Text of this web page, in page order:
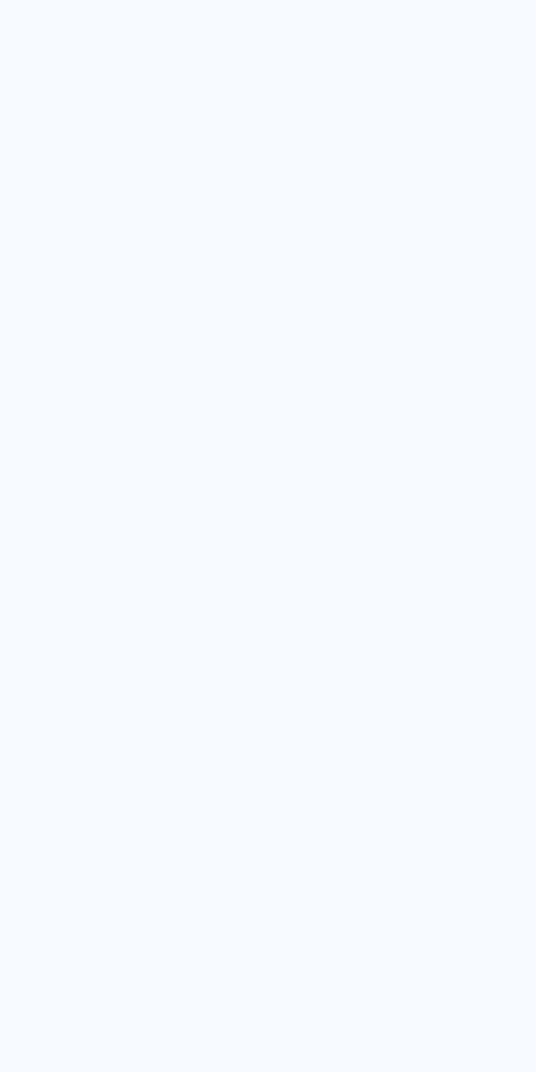
u prelepoj prirodi i miru i tišini vam
u svakom trenutku. Aranžmani
apartmanima i prevozu možete